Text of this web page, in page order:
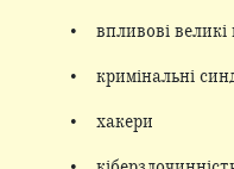
• впливові великі
• кримінальні
• хакери